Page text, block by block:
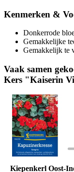
Kenmerken &
Donkerrode
Gemakkelijke
Gemakkelijk te
Vaak samen
Kers "Kaiserin
Kiepenkerl Oost-